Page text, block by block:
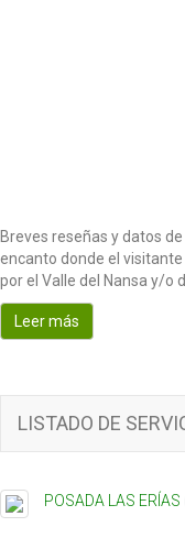
Breves reseñas y datos
encanto donde el
por el Valle del Nansa y/o
Leer más
LISTADO DE
POSADA LAS ERÍAS